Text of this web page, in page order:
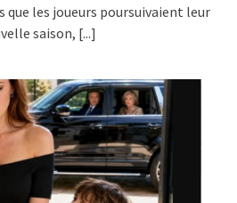
que les joueurs poursuivaient leur
saison, [...]